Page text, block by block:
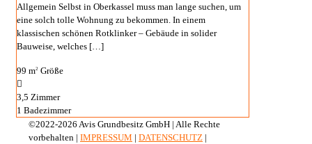
Allgemein Selbst in Oberkassel muss man lange suchen, um
eine solch tolle Wohnung zu bekommen. In einem
klassischen schönen Rotklinker – Gebäude in solider
Bauweise, welches […]
99 m2 Größe
3,5 Zimmer
1 Badezimmer
©2022-2026 Avis Grundbesitz GmbH | Alle Rechte
vorbehalten | IMPRESSUM | DATENSCHUTZ |